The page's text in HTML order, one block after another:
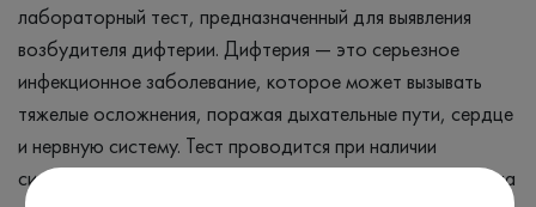
лабораторный тест, предназначенный для выявления
возбудителя дифтерии. Дифтерия — это серьезное
инфекционное заболевание, которое может вызывать
тяжелые осложнения, поражая дыхательные пути, сердце
и нервную систему. Тест проводится при наличии
симптомов, таких как боль в горле, лихорадка, налеты на